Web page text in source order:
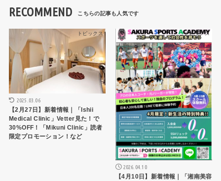
RECOMMEND
トピックス
2025.03.06
【2月27日】新着情報｜「Ishii
Medical Clinic」Vetter見た！で
30%OFF！「Mikuni Clinic」読者
限定プロモーション！など
トピックス
2026.04.10
【4月10日】新着情報｜「湘南美容